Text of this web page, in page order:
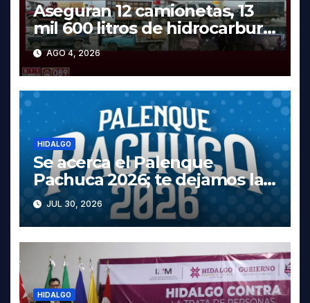
Aseguran 12 camionetas, 13
mil 600 litros de hidrocarburo
y dos vehículos robados en
Tula
AGO 4, 2026
HIDALGO
Se acerca el Palenque
Pachuca 2026; te dejamos la
cartelera completa, las fechas
y los precios
JUL 30, 2026
HIDALGO